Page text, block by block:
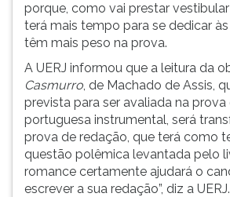
porque, como vai prestar
terá mais tempo para se dedicar
têm mais peso na prova.
A UERJ informou que a leitura da
Casmurro, de Machado de Assis,
prevista para ser avaliada na prova
portuguesa instrumental, será
prova de redação, que terá como
questão polêmica levantada pelo
romance certamente ajudará o
escrever a sua redação”, diz a UERJ.